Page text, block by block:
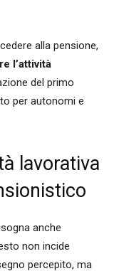
alla pensione,
l’attività
del primo
per autonomi e
lavorativa
anche
non incide
percepito, ma